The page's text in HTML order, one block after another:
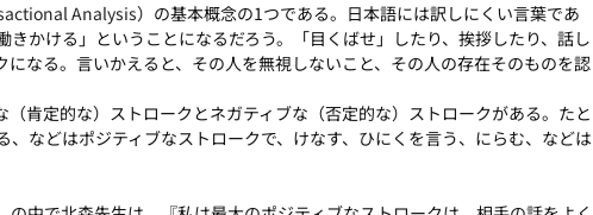
Analysis）の基本概念の1つである。日本語には訳しにくい言葉であ
かける」ということになるだろう。「目くばせ」したり、挨拶したり、話し
になる。言いかえると、その人を無視しないこと、その人の存在そのものを認
肯定的な）ストロークとネガティブな（否定的な）ストロークがある。たと
、などはポジティブなストロークで、けなす、ひにくを言う、にらむ、などは